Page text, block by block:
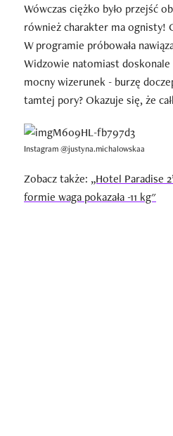
Wówczas ciężko było przejść
również charakter ma ognisty!
W programie próbowała
Widzowie natomiast
mocny wizerunek - burzę
tamtej pory? Okazuje się, że
Instagram @justyna.michalowskaa
Zobacz także: „Hotel Paradise
formie waga pokazała -11 kg"